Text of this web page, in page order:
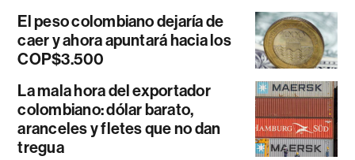
El peso colombiano dejaría de
caer y ahora apuntará hacia los
COP$3.500
La mala hora del exportador
colombiano: dólar barato,
aranceles y fletes que no dan
tregua